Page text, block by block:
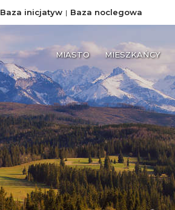
Baza inicjatyw Baza noclegowa
MIASTO MIESZKAŃCY